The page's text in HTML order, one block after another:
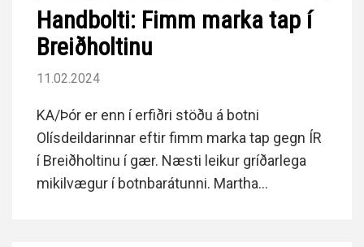
Handbolti: Fimm marka tap í
Breiðholtinu
11.02.2024
KA/Þór er enn í erfiðri stöðu á botni
Olísdeildarinnar eftir fimm marka tap gegn ÍR
í Breiðholtinu í gær. Næsti leikur gríðarlega
mikilvægur í botnbarátunni. Martha